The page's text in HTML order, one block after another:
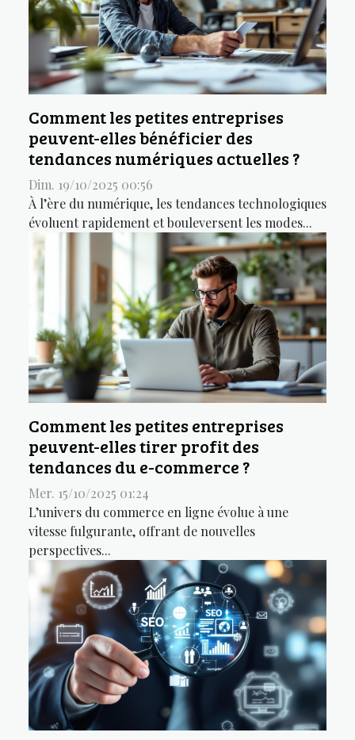
Comment les petites entreprises
peuvent-elles bénéficier des
tendances numériques actuelles ?
Dim. 19/10/2025 00:56
À l’ère du numérique, les tendances technologiques
évoluent rapidement et bouleversent les modes...
Comment les petites entreprises
peuvent-elles tirer profit des
tendances du e-commerce ?
Mer. 15/10/2025 01:24
L’univers du commerce en ligne évolue à une
vitesse fulgurante, offrant de nouvelles
perspectives...